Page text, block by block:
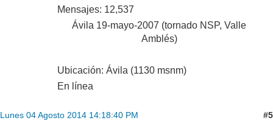
Mensajes: 12,537
Ávila 19-mayo-2007 (tornado NSP, Valle
Amblés)
Ubicación: Ávila (1130 msnm)
En línea
Lunes 04 Agosto 2014 14:18:40 PM #5